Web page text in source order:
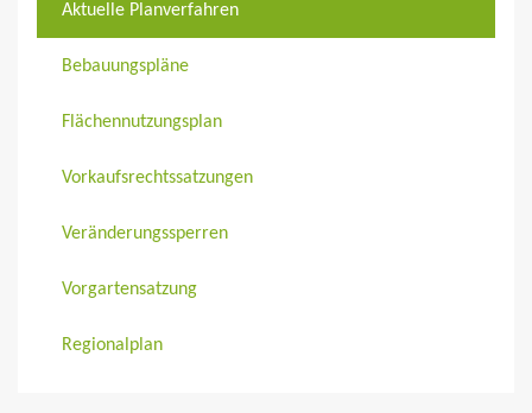
Aktuelle Planverfahren
Bebauungspläne
Flächennutzungsplan
Vorkaufsrechtssatzungen
Veränderungssperren
Vorgartensatzung
Regionalplan